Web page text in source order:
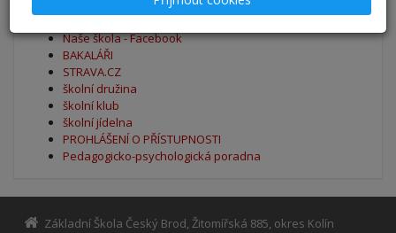
Naše škola - Facebook
BAKALÁŘI
STRAVA.CZ
školní družina
školní klub
školní jídelna
PROHLÁŠENÍ O PŘÍSTUPNOSTI
Pedagogicko-psychologická poradna
Základní Škola Český Brod, Žitomířská 885, okres Kolín